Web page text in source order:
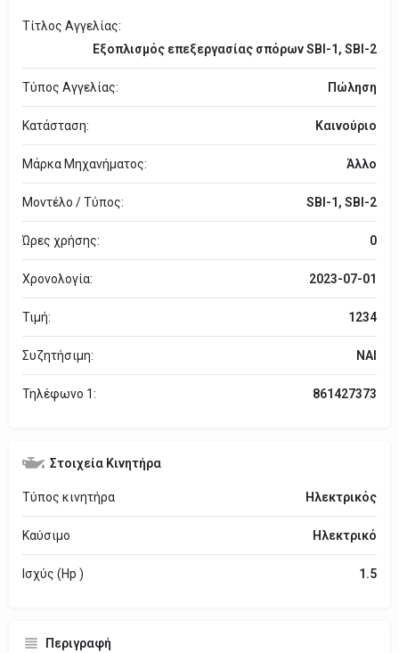
Τίτλος Αγγελίας:
Εξοπλισμός επεξεργασίας σπόρων SBI-1, SBI-2
Τύπος Αγγελίας: Πώληση
Κατάσταση: Καινούριο
Μάρκα Μηχανήματος: Άλλο
Μοντέλο / Τύπος: SBI-1, SBI-2
Ώρες χρήσης: 0
Χρονολογία: 2023-07-01
Τιμή: 1234
Συζητήσιμη: ΝΑΙ
Τηλέφωνο 1: 861427373
Στοιχεία Κινητήρα
Τύπος κινητήρα Ηλεκτρικός
Καύσιμο Ηλεκτρικό
Ισχύς (Hp ) 1.5
Περιγραφή